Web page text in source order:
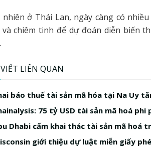
nhiên ở Thái Lan, ngày càng có
và chiêm tinh để dự đoán diễn biến
LIÊN QUAN
báo thuế tài sản mã hóa tại Na Uy
75 tỷ USD tài sản mã hoá
Dhabi cấm khai thác tài sản mã hoá
giới thiệu dự luật miễn giấy